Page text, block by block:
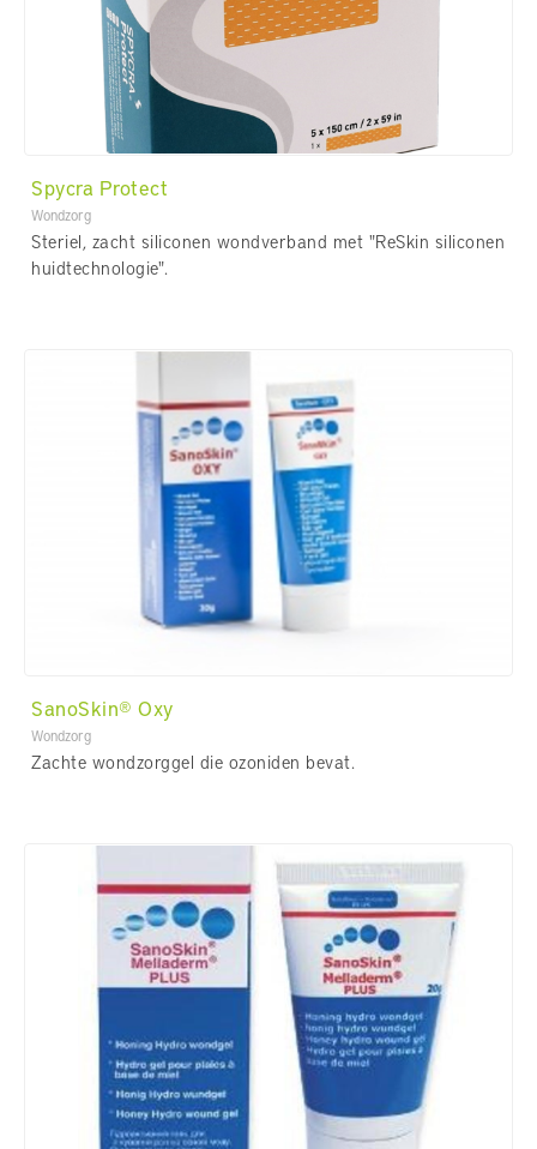
Spycra Protect
Wondzorg
Steriel, zacht siliconen wondverband met "ReSkin siliconen
huidtechnologie".
SanoSkin® Oxy
Wondzorg
Zachte wondzorggel die ozoniden bevat.